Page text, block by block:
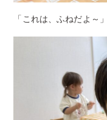
「これは、ふねだよ～」